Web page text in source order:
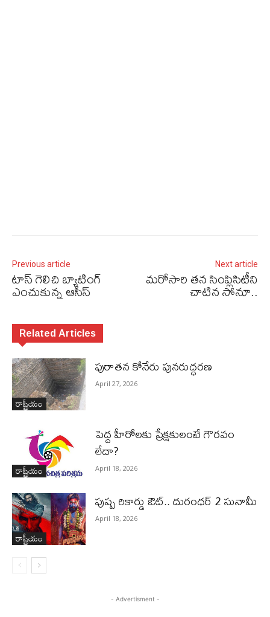
Previous article
టాస్‌ గెలిచి బ్యాటింగ్
ఎంచుకున్న ఆసీస్‌
Next article
మరోసారి తన సింప్లిసిటీని
చాటిన సోనూ..
Related Articles
రాష్ట్రీయం
పురాత‌న కోనేరు పున‌రుద్ధ‌ర‌ణ
April 27, 2026
రాష్ట్రీయం
పెద్ద హీరోల‌కు ప్రేక్ష‌కులంటే గౌర‌వం
లేదా?
April 18, 2026
రాష్ట్రీయం
పుష్ప రికార్డు ఔట్‌.. దురంధ‌ర్ 2 సునామీ
April 18, 2026
- Advertisment -